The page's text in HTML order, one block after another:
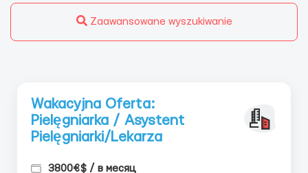
Zaawansowane wyszukiwanie
Wakacyjna Oferta:
Pielęgniarka / Asystent
Pielęgniarki/Lekarza
3800€$ / в месяц